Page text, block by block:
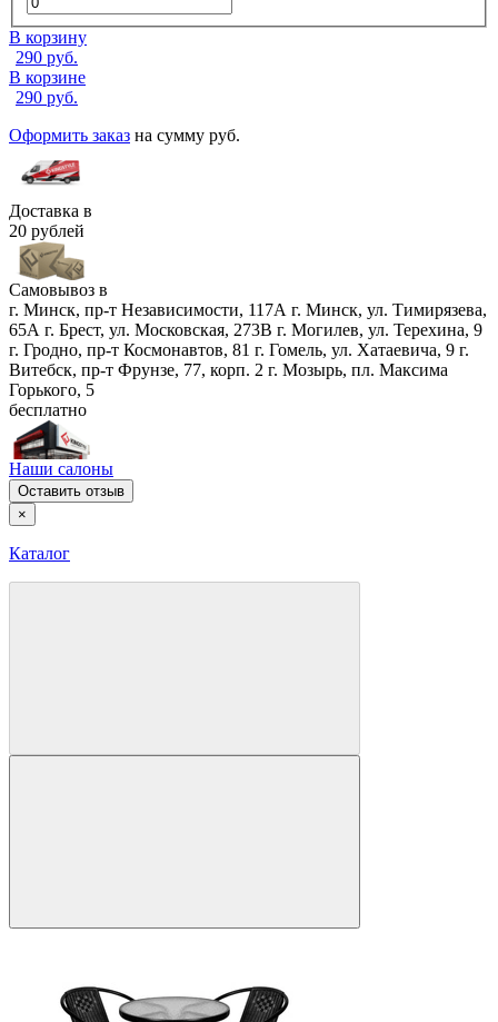
В корзину
290 руб.
В корзине
290 руб.
Оформить заказ на сумму руб.
Доставка в
20 рублей
Самовывоз в
г. Минск, пр-т Независимости, 117А г. Минск, ул. Тимирязева,
65А г. Брест, ул. Московская, 273В г. Могилев, ул. Терехина, 9
г. Гродно, пр-т Космонавтов, 81 г. Гомель, ул. Хатаевича, 9 г.
Витебск, пр-т Фрунзе, 77, корп. 2 г. Мозырь, пл. Максима
Горького, 5
бесплатно
Наши салоны
Оставить отзыв
×
Каталог